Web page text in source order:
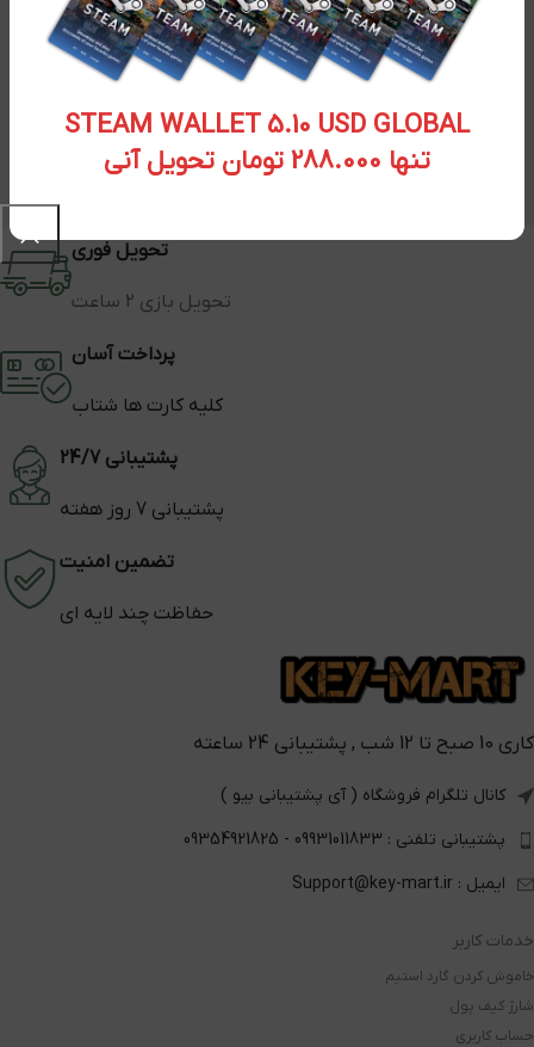
STEAM WALLET 5.10 USD GLOBAL
تنها 288.000 تومان تحویل آنی
تحویل فوری
تحویل بازی 2 ساعت
پرداخت آسان
کلیه کارت ها شتاب
پشتیبانی 24/7
پشتیبانی 7 روز هفته
تضمین امنیت
حفاظت چند لایه ای
کاری 10 صبح تا 12 شب , پشتیبانی 24 ساعته
کانال تلگرام فروشگاه ( آی پشتیبانی بیو )
پشتیبانی تلفنی : 09931011833 - 09354921825
ایمیل : Support@key-mart.ir
خدمات کاربر
خاموش کردن گارد استیم
شارژ کیف پول
حساب کاربری